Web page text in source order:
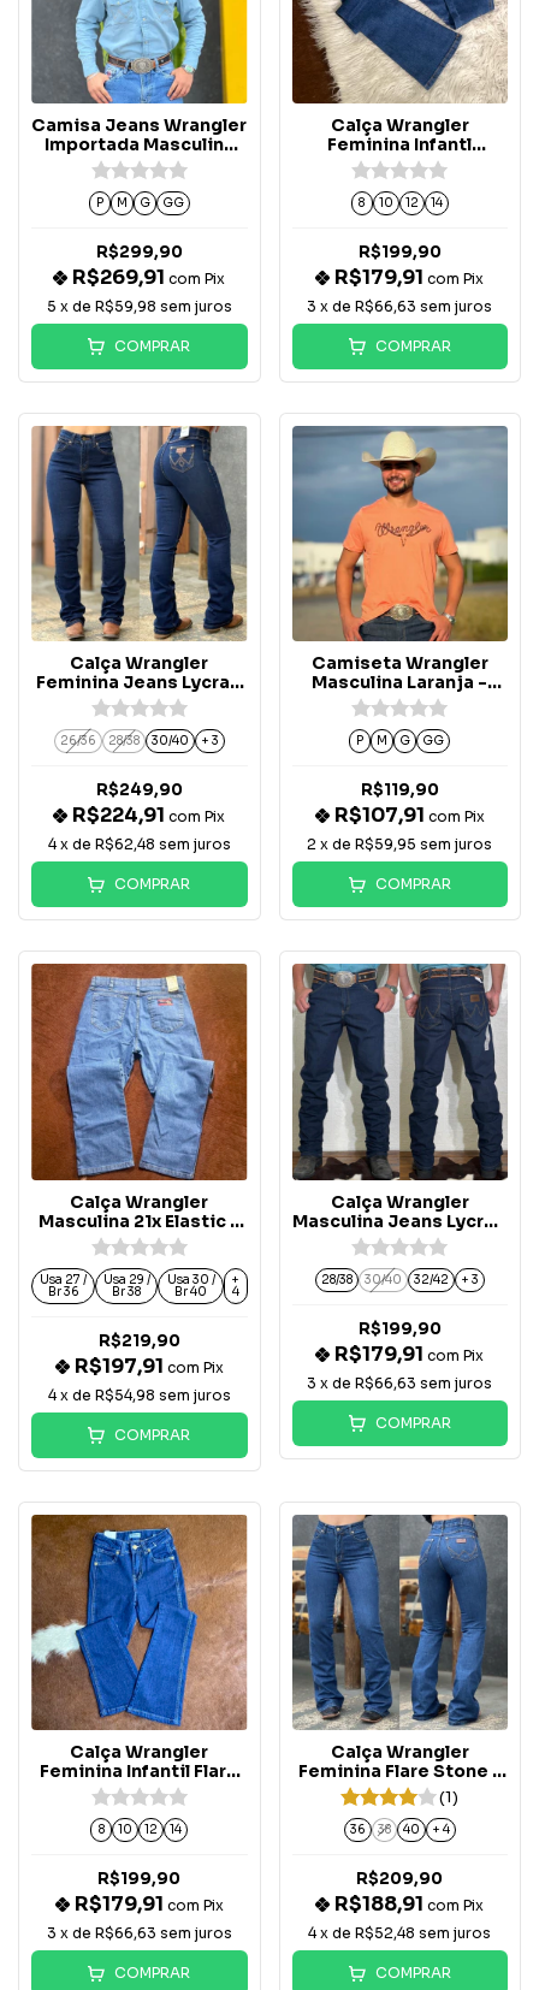
Camisa Jeans Wrangler
Importada Masculina
Delave - WM9812
P M G GG
R$299,90
R$269,91com Pix
5 x de R$59,98 sem juros
COMPRAR
Calça Wrangler
Feminina Infantl
WF2203UN
8 10 12 14
R$199,90
R$179,91com Pix
3 x deR$66,63 sem juros
COMPRAR
Calça Wrangler
Feminina Jeans Lycra -
09MWZDY32UN
26/36 28/38 30/40 + 3
R$249,90
R$224,91com Pix
4 x de R$62,48 sem juros
COMPRAR
Camiseta Wrangler
Masculina Laranja -
WM5767SL
P M G GG
R$119,90
R$107,91 com Pix
2 x deR$59,95 sem juros
COMPRAR
Calça Wrangler
Masculina 21x Elastic -
21X44GK36
Usa 27 /
Br 36
Usa 29 /
Br 38
Usa 30 /
Br 40
+
4
R$219,90
R$197,91 com Pix
4 x de R$54,98 sem juros
COMPRAR
Calça Wrangler
Masculina Jeans Lycra -
WM1403UN
28/38 30/40 32/42 + 3
R$199,90
R$179,91com Pix
3 x deR$66,63 sem juros
COMPRAR
Calça Wrangler
Feminina Infantil Flare
Lycra - WF2202UN
8 10 12 14
R$199,90
R$179,91 com Pix
3 x de R$66,63 sem juros
COMPRAR
Calça Wrangler
Feminina Flare Stone -
WF2039(1)
36 38 40 + 4
R$209,90
R$188,91com Pix
4 x deR$52,48 sem juros
COMPRAR